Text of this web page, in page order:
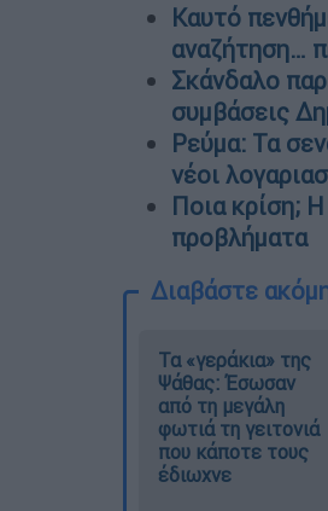
Καυτό
αναζήτηση…
Σκάνδαλο
συμβάσεις
Ρεύμα: Τα
νέοι
Ποια κρίση;
προβλήματα
Διαβάστε
Τα «γεράκια» της
Ψάθας: Έσωσαν
από τη μεγάλη
φωτιά τη γειτονιά
που κάποτε τους
έδιωχνε